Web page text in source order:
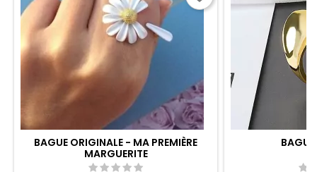
BAGUE ORIGINALE - MA PREMIÈRE
MARGUERITE